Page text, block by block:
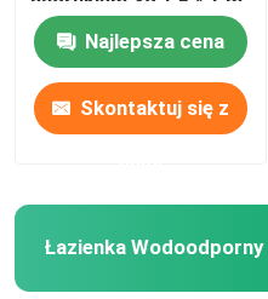
Poprosić o wycenę
Dywan Podłogowy
Dywany podłogowe do
Dywany podłogowe do
Najlepsza cena
Skontaktuj się z
Łazienka Wodoodporny